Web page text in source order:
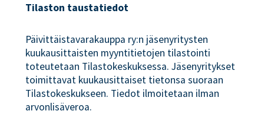
Tilaston taustatiedot
Päivittäistavarakauppa ry:n jäsenyritysten
kuukausittaisten myyntitietojen tilastointi
toteutetaan Tilastokeskuksessa. Jäsenyritykset
toimittavat kuukausittaiset tietonsa suoraan
Tilastokeskukseen. Tiedot ilmoitetaan ilman
arvonlisäveroa.